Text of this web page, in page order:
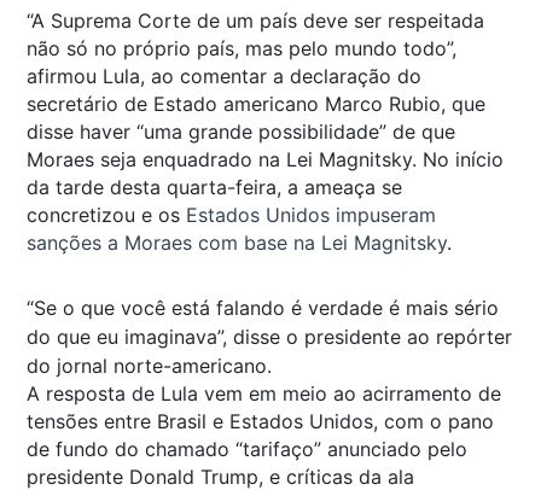
“A Suprema Corte de um país deve ser respeitada
não só no próprio país, mas pelo mundo todo”,
afirmou Lula, ao comentar a declaração do
secretário de Estado americano Marco Rubio, que
disse haver “uma grande possibilidade” de que
Moraes seja enquadrado na Lei Magnitsky. No início
da tarde desta quarta-feira, a ameaça se
concretizou e os Estados Unidos impuseram
sanções a Moraes com base na Lei Magnitsky.
“Se o que você está falando é verdade é mais sério
do que eu imaginava”, disse o presidente ao repórter
do jornal norte-americano.
A resposta de Lula vem em meio ao acirramento de
tensões entre Brasil e Estados Unidos, com o pano
de fundo do chamado “tarifaço” anunciado pelo
presidente Donald Trump, e críticas da ala